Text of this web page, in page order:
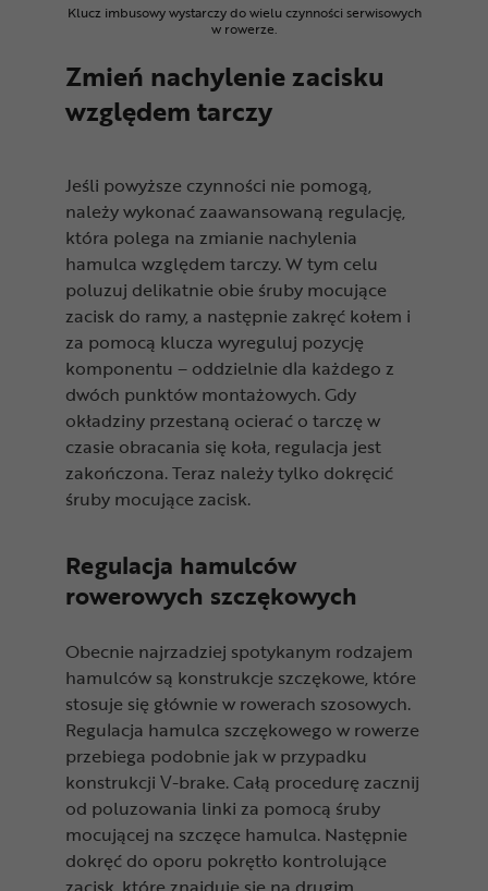
Klucz imbusowy wystarczy do wielu czynności serwisowych
w rowerze.
Zmień nachylenie zacisku
względem tarczy
Jeśli powyższe czynności nie pomogą,
należy wykonać zaawansowaną regulację,
która polega na zmianie nachylenia
hamulca względem tarczy. W tym celu
poluzuj delikatnie obie śruby mocujące
zacisk do ramy, a następnie zakręć kołem i
za pomocą klucza wyreguluj pozycję
komponentu – oddzielnie dla każdego z
dwóch punktów montażowych. Gdy
okładziny przestaną ocierać o tarczę w
czasie obracania się koła, regulacja jest
zakończona. Teraz należy tylko dokręcić
śruby mocujące zacisk.
Regulacja hamulców
rowerowych szczękowych
Obecnie najrzadziej spotykanym rodzajem
hamulców są konstrukcje szczękowe, które
stosuje się głównie w rowerach szosowych.
Regulacja hamulca szczękowego w rowerze
przebiega podobnie jak w przypadku
konstrukcji V-brake. Całą procedurę zacznij
od poluzowania linki za pomocą śruby
mocującej na szczęce hamulca. Następnie
dokręć do oporu pokrętło kontrolujące